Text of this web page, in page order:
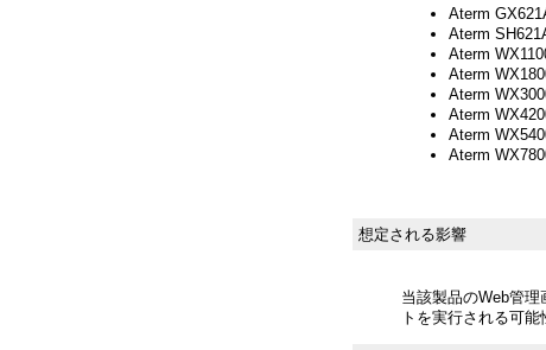
Aterm
Aterm
Aterm
Aterm
Aterm
Aterm
Aterm
Aterm
想定される影響
当該製品のWeb管
トを実行される可能